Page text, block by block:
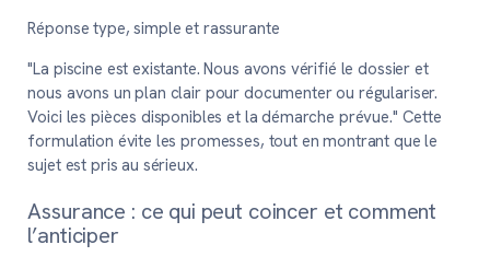
Réponse type, simple et rassurante
"La piscine est existante. Nous avons vérifié le dossier et
nous avons un plan clair pour documenter ou régulariser.
Voici les pièces disponibles et la démarche prévue." Cette
formulation évite les promesses, tout en montrant que le
sujet est pris au sérieux.
Assurance : ce qui peut coincer et comment
l’anticiper